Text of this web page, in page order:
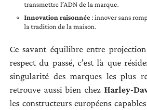
transmettre l’ADN de la marque.
Innovation raisonnée: innover sans
la tradition de la maison.
Ce savant équilibre entre
respect du passé, c’est là que
singularité des marques les plus
retrouve aussi bien chez Harley-
les constructeurs européens